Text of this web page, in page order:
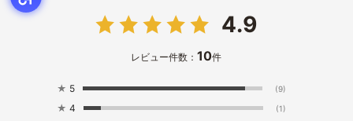
4.9
レビュー件数：10件
★ 5 (9)
★ 4 (1)